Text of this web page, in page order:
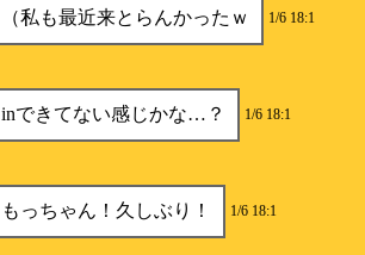
（私も最近来とらんかったｗ 1/6 18:1
inできてない感じかな…？ 1/6 18:1
もっちゃん！久しぶり！ 1/6 18:1